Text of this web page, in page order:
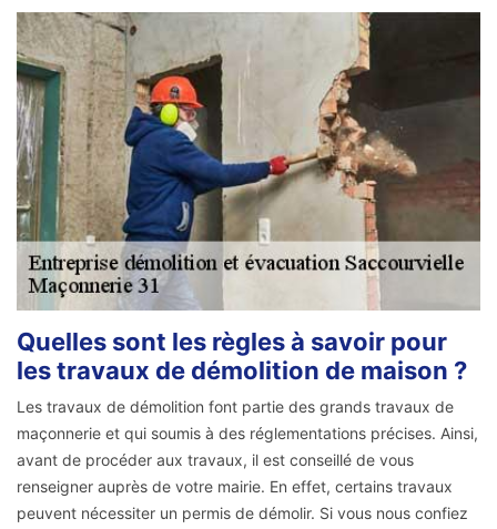
Quelles sont les règles à savoir pour
les travaux de démolition de maison ?
Les travaux de démolition font partie des grands travaux de
maçonnerie et qui soumis à des réglementations précises. Ainsi,
avant de procéder aux travaux, il est conseillé de vous
renseigner auprès de votre mairie. En effet, certains travaux
peuvent nécessiter un permis de démolir. Si vous nous confiez